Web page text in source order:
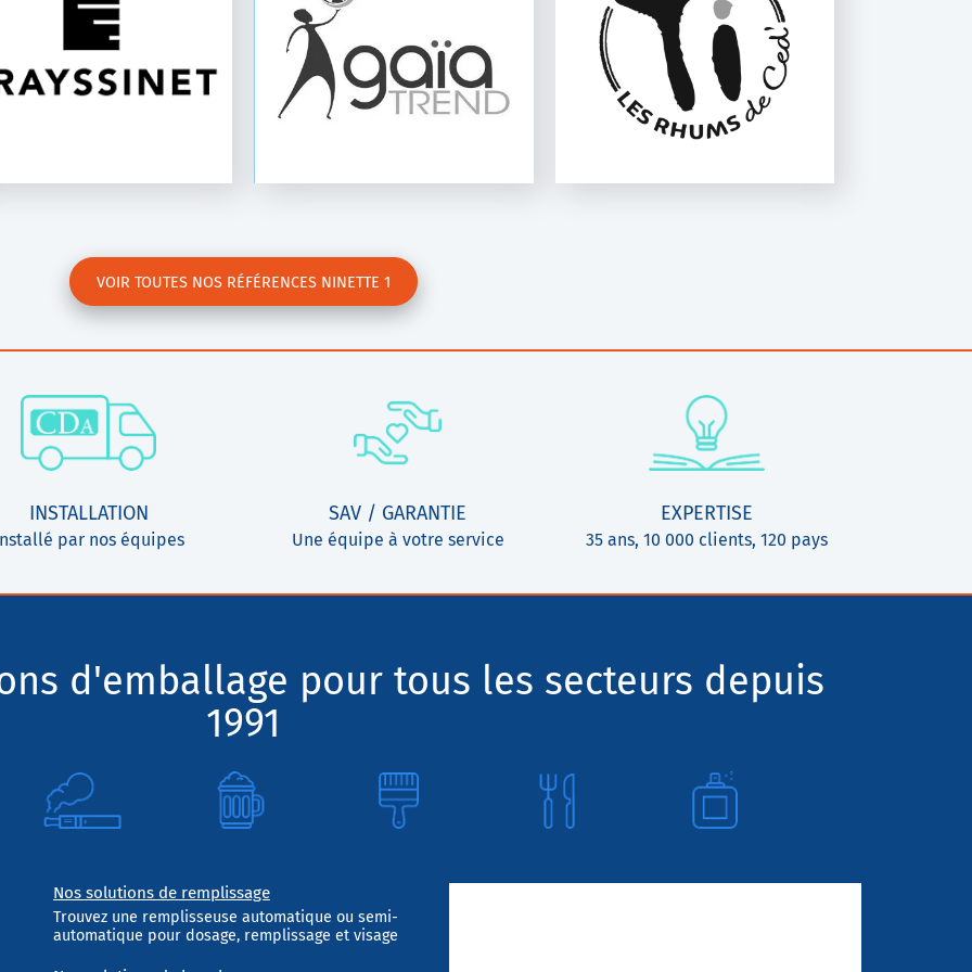
VOIR TOUTES NOS RÉFÉRENCES NINETTE 1
INSTALLATION
par nos équipes
SAV / GARANTIE
Une équipe à votre service
EXPERTISE
35 ans, 10 000 clients, 120 pays
d'emballage pour tous les secteurs depuis
1991
Nos solutions de remplissage
Trouvez une remplisseuse automatique ou semi-
automatique pour dosage, remplissage et visage